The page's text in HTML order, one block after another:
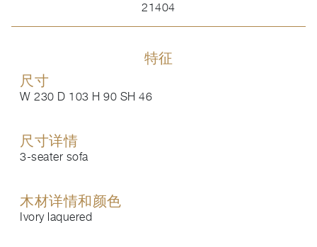
21404
特征
尺寸
W 230 D 103 H 90 SH 46
尺寸详情
3-seater sofa
木材详情和颜色
Ivory laquered